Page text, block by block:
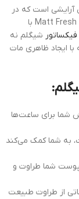
آرایشی است که در
مدل زرد Matt Fresh با
فیکساتور شیگلم نه
ایجاد ظاهری مات
شما برای ساعت‌ها
به شما کمک می‌کند
شما طراوت و
از طراوت طبیعت